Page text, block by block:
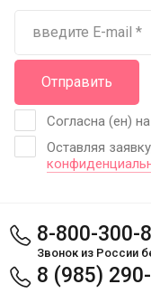
Согласна (ен)
Оставляя
Отправить
8-800-300-
Звонок из России
8 (985)